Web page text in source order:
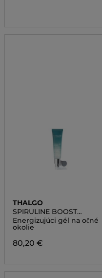
THALGO
SPIRULINE BOOST
SERUM
Energizujúci gél na očné
okolie
80,20 €